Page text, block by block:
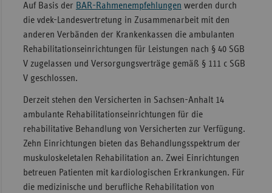
Auf Basis der BAR-Rahmenempfehlungen werden durch
die vdek-Landesvertretung in Zusammenarbeit mit den
anderen Verbänden der Krankenkassen die ambulanten
Rehabilitationseinrichtungen für Leistungen nach § 40 SGB
V zugelassen und Versorgungsverträge gemäß § 111 c SGB
V geschlossen.
Derzeit stehen den Versicherten in Sachsen-Anhalt 14
ambulante Rehabilitationseinrichtungen für die
rehabilitative Behandlung von Versicherten zur Verfügung.
Zehn Einrichtungen bieten das Behandlungsspektrum der
muskuloskeletalen Rehabilitation an. Zwei Einrichtungen
betreuen Patienten mit kardiologischen Erkrankungen. Für
die medizinische und berufliche Rehabilitation von